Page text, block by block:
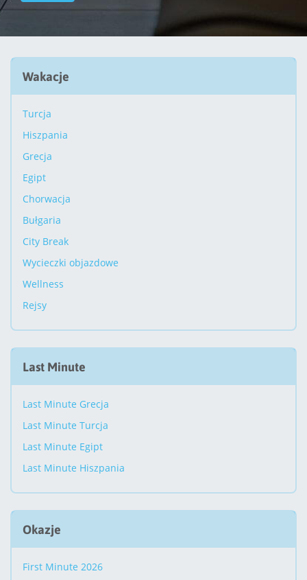
Wakacje
Turcja
Hiszpania
Grecja
Egipt
Chorwacja
Bułgaria
City Break
Wycieczki objazdowe
Wellness
Rejsy
Last Minute
Last Minute Grecja
Last Minute Turcja
Last Minute Egipt
Last Minute Hiszpania
Okazje
First Minute 2026